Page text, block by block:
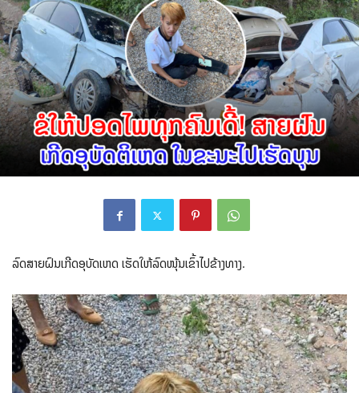
ລົດສາຍຝົນເກີດອຸບັດເຫດ ເຮັດໃຫ້ລົດໜຸ້ນເຂົ້າໄປຂ້າງທາງ.